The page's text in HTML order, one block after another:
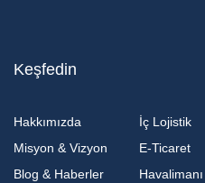
Keşfedin
Hakkımızda İç Lojistik
Misyon & Vizyon
E-Ticaret
Blog & Haberler
Havalimanı